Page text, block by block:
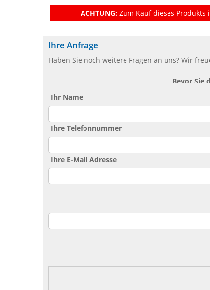
ACHTUNG: Zum Kauf dieses
Ihre Anfrage
Haben Sie noch weitere Fragen an uns? Wir
Bevor Sie
Ihr Name
Ihre Telefonnummer
Ihre E-Mail Adresse